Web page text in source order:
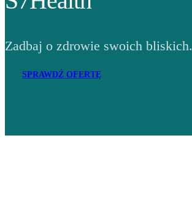
Zadbaj o zdrowie swoich bliskich.
SPRAWDŹ OFERTĘ